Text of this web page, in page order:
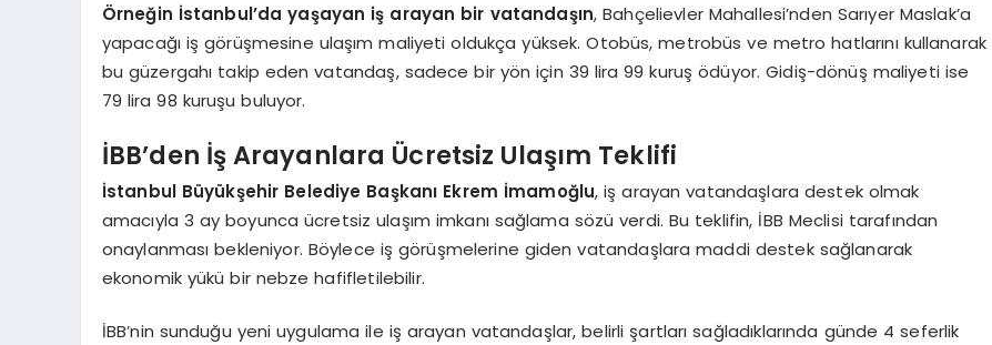
Örneğin İstanbul’da yaşayan iş arayan bir vatandaşın, Bahçelievler Mahallesi’nden Sarıyer Maslak’a
yapacağı iş görüşmesine ulaşım maliyeti oldukça yüksek. Otobüs, metrobüs ve metro hatlarını kullanarak
bu güzergahı takip eden vatandaş, sadece bir yön için 39 lira 99 kuruş ödüyor. Gidiş-dönüş maliyeti ise
79 lira 98 kuruşu buluyor.
İBB’den İş Arayanlara Ücretsiz Ulaşım Teklifi
İstanbul Büyükşehir Belediye Başkanı Ekrem İmamoğlu, iş arayan vatandaşlara destek olmak
amacıyla 3 ay boyunca ücretsiz ulaşım imkanı sağlama sözü verdi. Bu teklifin, İBB Meclisi tarafından
onaylanması bekleniyor. Böylece iş görüşmelerine giden vatandaşlara maddi destek sağlanarak
ekonomik yükü bir nebze hafifletilebilir.
İBB’nin sunduğu yeni uygulama ile iş arayan vatandaşlar, belirli şartları sağladıklarında günde 4 seferlik